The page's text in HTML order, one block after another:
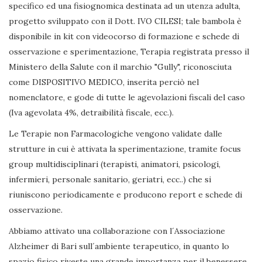
specifico ed una fisiognomica destinata ad un utenza adulta,
progetto sviluppato con il Dott. IVO CILESI; tale bambola è
disponibile in kit con videocorso di formazione e schede di
osservazione e sperimentazione, Terapia registrata presso il
Ministero della Salute con il marchio "Gully", riconosciuta
come DISPOSITIVO MEDICO, inserita perciò nel
nomenclatore, e gode di tutte le agevolazioni fiscali del caso
(Iva agevolata 4%, detraibilità fiscale, ecc.).
Le Terapie non Farmacologiche vengono validate dalle
strutture in cui è attivata la sperimentazione, tramite focus
group multidisciplinari (terapisti, animatori, psicologi,
infermieri, personale sanitario, geriatri, ecc..) che si
riuniscono periodicamente e producono report e schede di
osservazione.
Abbiamo attivato una collaborazione con l´Associazione
Alzheimer di Bari sull´ambiente terapeutico, in quanto lo